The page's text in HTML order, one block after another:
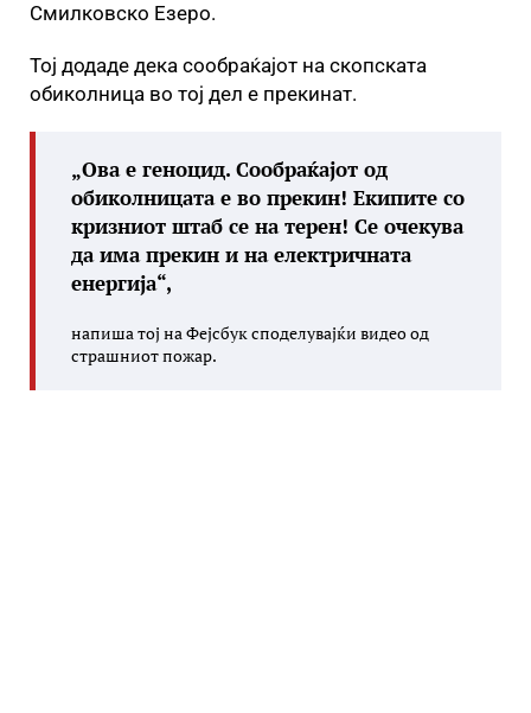
Смилковско Езеро.
Тој додаде дека сообраќајот на скопската
обиколница во тој дел е прекинат.
„Ова е геноцид. Сообраќајот од
обиколницата е во прекин! Екипите со
кризниот штаб се на терен! Се очекува
да има прекин и на електричната
енергија“,
напиша тој на Фејсбук споделувајќи видео од
страшниот пожар.